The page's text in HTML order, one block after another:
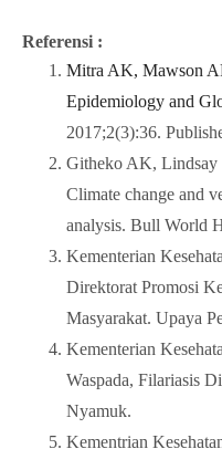
Referensi :
Mitra AK, Mawson
Epidemiology and
2017;2(3):36.
Githeko AK, Lindsay
Climate change and
analysis. Bull World
Kementerian
Direktorat Promosi
Masyarakat. Upaya
Kementerian
Waspada, Filariasis
Nyamuk.
Kementrian